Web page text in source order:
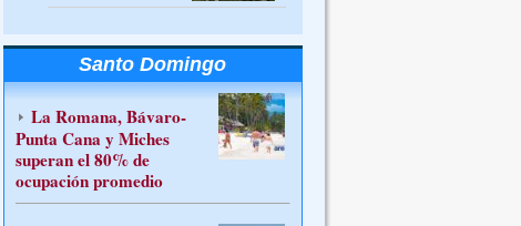
Santo Domingo
La Romana, Bávaro-
Punta Cana y Miches
superan el 80% de
ocupación promedio